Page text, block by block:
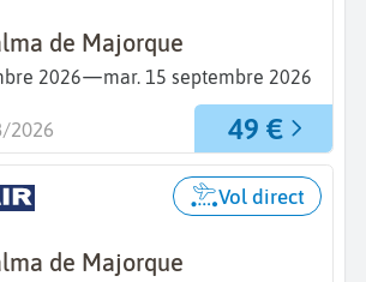
de Majorque
2026—mar. 15 septembre 2026
49 €
2026
de Majorque
Vol direct